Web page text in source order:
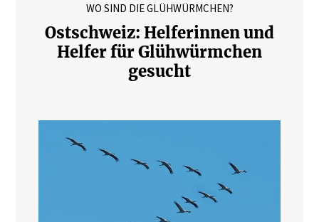
WO SIND DIE GLÜHWÜRMCHEN?
Ostschweiz: Helferinnen und
Helfer für Glühwürmchen
gesucht